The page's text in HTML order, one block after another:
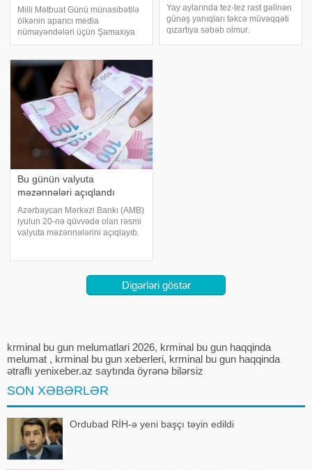
Milli Mətbuat Günü münasibətilə
ölkənin aparıcı media
nümayəndələri üçün Şamaxıya
xüsusi səfər təşkil edib. xəbər
jurnalistlərin cəmiyyətin
məlumatlandırılmasında oynadığı
mühüm rola ehtiramı ifad
Yay aylarında tez-tez rast gəlinən
günəş yanıqları təkcə müvəqqəti
qızartıya səbəb olmur.
Bu günün valyuta
məzənnələri açıqlandı
Azərbaycan Mərkəzi Bankı (AMB)
iyulun 20-nə qüvvədə olan rəsmi
valyuta məzənnələrini açıqlayıb.
Bu gün üçün avronun məzənnəsi
Digərləri göstər
krminal bu gun melumatlari 2026, krminal bu gun haqqinda
melumat , krminal bu gun xeberleri, krminal bu gun haqqinda
ətraflı yenixeber.az saytında öyrənə bilərsiz
SON XƏBƏRLƏR
Ordubad RİH-ə yeni başçı təyin edildi